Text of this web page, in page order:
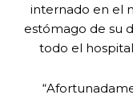
internado en el
estómago de su
todo el